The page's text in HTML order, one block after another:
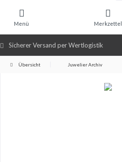
Sicherer Versand per Wertlogistik
Merkzettel
Menü
Übersicht Juwelier Archiv